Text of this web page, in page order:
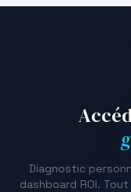
Diagnostic
dashboard ROI.